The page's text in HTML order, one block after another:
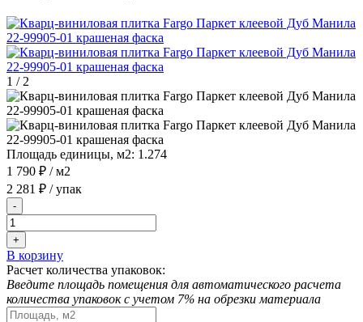
1 / 2
Площадь единицы, м2: 1.274
1 790 ₽ / м2
2 281 ₽ / упак
-
+
В корзину
Расчет количества упаковок:
Введите площадь помещения для автоматического расчета
количества упаковок с учетом 7% на обрезки материала